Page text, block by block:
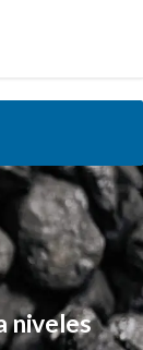
niveles